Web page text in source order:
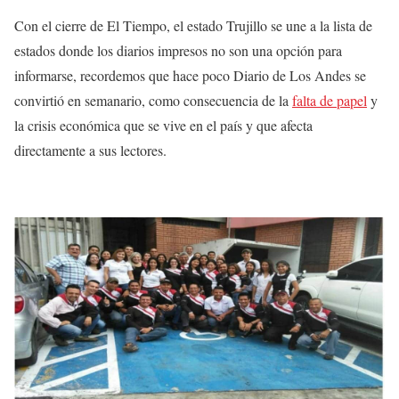
Con el cierre de El Tiempo, el estado Trujillo se une a la lista de
estados donde los diarios impresos no son una opción para
informarse, recordemos que hace poco Diario de Los Andes se
convirtió en semanario, como consecuencia de lafalta de papely
la crisis económica que se vive en el país y que afecta
directamente a sus lectores.